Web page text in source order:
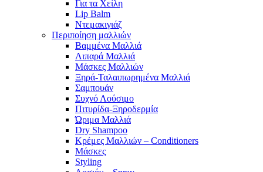
Για τα Χείλη
Lip Balm
Ντεμακιγιάζ
Περιποίηση μαλλιών
Βαμμένα Μαλλιά
Λιπαρά Μαλλιά
Μάσκες Μαλλιών
Ξηρά-Ταλαιπωρημένα Μαλλιά
Σαμπουάν
Συχνό Λούσιμο
Πιτυρίδα-Ξηροδερμία
Ώριμα Μαλλιά
Dry Shampoo
Κρέμες Μαλλιών – Conditioners
Μάσκες
Styling